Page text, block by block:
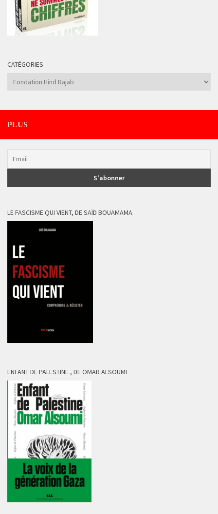
CATÉGORIES
Catégories
PLUS
LE FASCISME QUI VIENT, DE SAÏD BOUAMAMA
ENFANT DE PALESTINE , DE OMAR ALSOUMI